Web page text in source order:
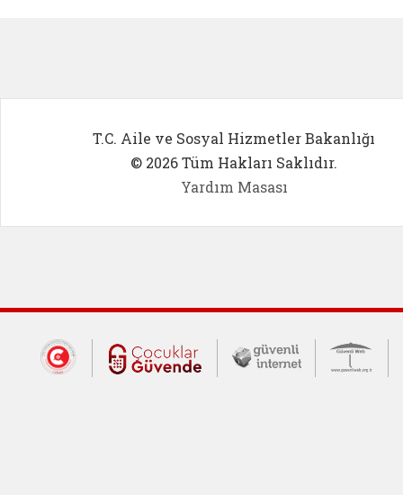
T.C. Aile ve Sosyal Hizmetler Bakanlığı
© 2026 Tüm Hakları Saklıdır.
Yardım Masası
Dış Bağlantılar
Cumhurbaşkanlığı İletişim Merkezi
Çocuklar Güvende (yeni
Güvenli